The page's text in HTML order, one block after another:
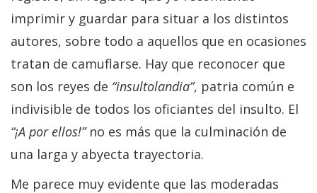
imprimir y guardar para situar a los distintos
autores, sobre todo a aquellos que en ocasiones
tratan de camuflarse. Hay que reconocer que
son los reyes de “insultolandia”, patria común e
indivisible de todos los oficiantes del insulto. El
“¡A por ellos!”no es más que la culminación de
una larga y abyecta trayectoria.
Me parece muy evidente que las moderadas